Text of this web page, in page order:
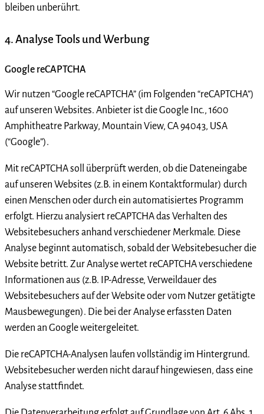
bleiben unberührt.
4. Analyse Tools und Werbung
Google reCAPTCHA
Wir nutzen “Google reCAPTCHA” (im Folgenden “reCAPTCHA”)
auf unseren Websites. Anbieter ist die Google Inc., 1600
Amphitheatre Parkway, Mountain View, CA 94043, USA
(“Google”).
Mit reCAPTCHA soll überprüft werden, ob die Dateneingabe
auf unseren Websites (z.B. in einem Kontaktformular) durch
einen Menschen oder durch ein automatisiertes Programm
erfolgt. Hierzu analysiert reCAPTCHA das Verhalten des
Websitebesuchers anhand verschiedener Merkmale. Diese
Analyse beginnt automatisch, sobald der Websitebesucher die
Website betritt. Zur Analyse wertet reCAPTCHA verschiedene
Informationen aus (z.B. IP-Adresse, Verweildauer des
Websitebesuchers auf der Website oder vom Nutzer getätigte
Mausbewegungen). Die bei der Analyse erfassten Daten
werden an Google weitergeleitet.
Die reCAPTCHA-Analysen laufen vollständig im Hintergrund.
Websitebesucher werden nicht darauf hingewiesen, dass eine
Analyse stattfindet.